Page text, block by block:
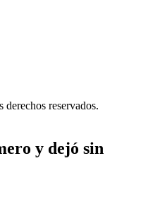
reservados.
y dejó sin